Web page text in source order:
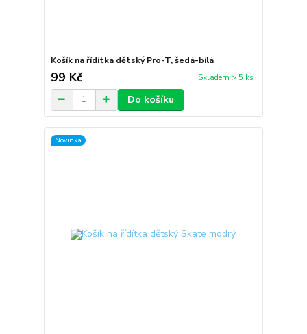
Košík na řídítka dětský Pro-T, šedá-bílá
99 Kč Skladem > 5 ks
Do košíku
Novinka